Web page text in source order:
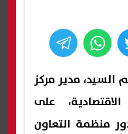
السيد، مدير مركز
على
منظمة التعاون